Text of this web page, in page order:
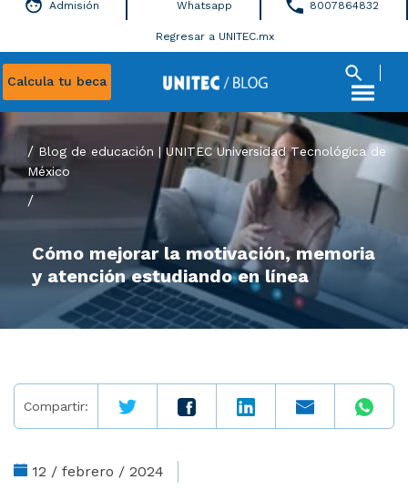
Calcula tu beca
Admisión Whatsapp 8007864832
Regresar a UNITEC.mx
Blog de educación | UNITEC Universidad Tecnológica de
México
/
Cómo mejorar la motivación, memoria
y atención estudiando en línea
Compartir:
12 / febrero / 2024